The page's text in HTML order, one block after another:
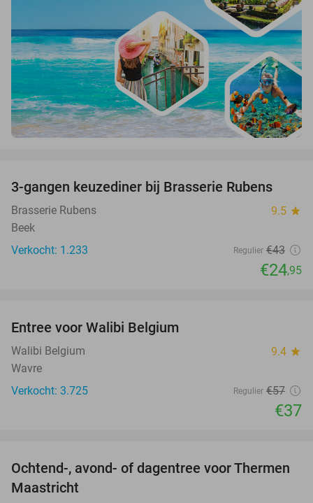
42%
3-gangen keuzediner bij Brasserie Rubens
Brasserie Rubens 9.5 star
Beek
Verkocht: 1.233
Regulier €43
€24,95
Entree voor Walibi Belgium
Walibi Belgium 9.4 star
Wavre
Verkocht: 3.725
Regulier €57
€37
25%
Ochtend-, avond- of dagentree voor Thermen
Maastricht